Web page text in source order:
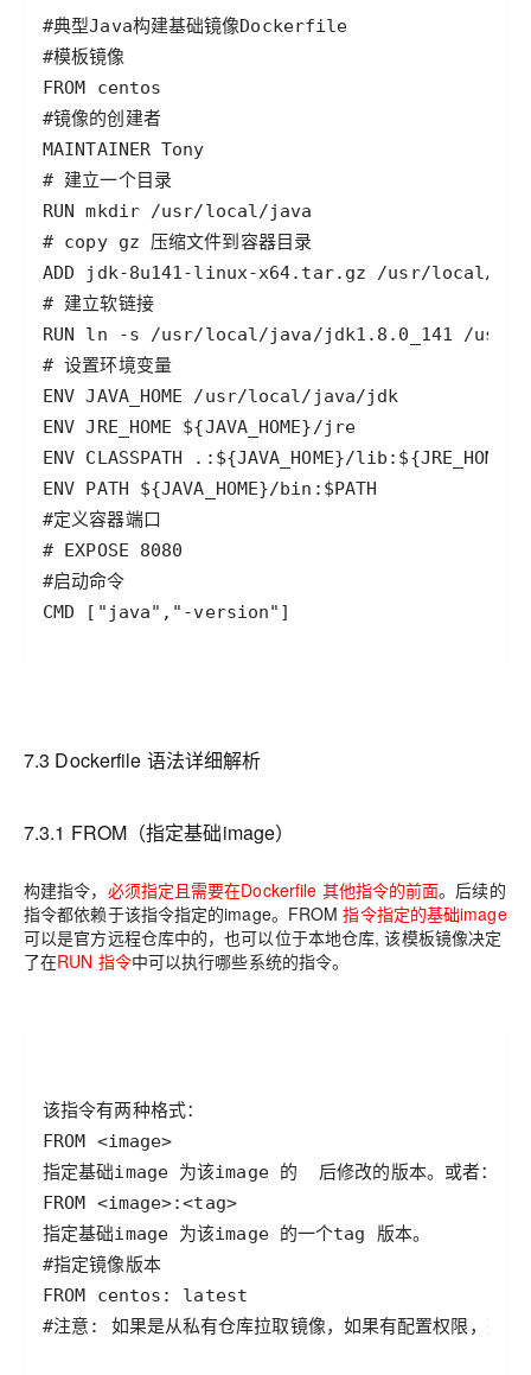
CMD ["java","-version"]
7.3 Dockerfile 语法详细解析
7.3.1 FROM（指定基础image）
构建指令， 必须指定且需要在Dockerfile 其他指令的前面。后续的
指令都依赖于该指令指定的image。 FROM指令指定的基础image
可以是官方远程仓库中的，也可以位于本地仓库,该模板镜像决定
了在RUN 指令中可以执行哪些系统的指令。
#注意: 如果是从私有仓库拉取镜像，如果有配置权限，那